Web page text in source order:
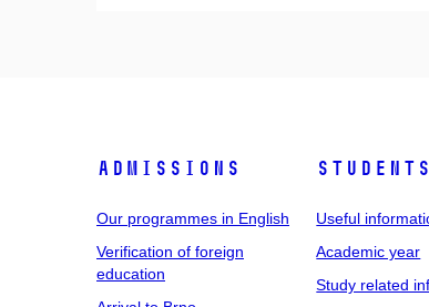
Admissions
Our programmes in English
Verification of foreign
education
Students
Useful
Academic year
Study related